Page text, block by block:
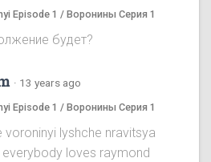
Episode 1 / Воронины Серия 1
будет?
· 13 years ago
Episode 1 / Воронины Серия 1
voroninyi lyshche nravitsya
loves raymond